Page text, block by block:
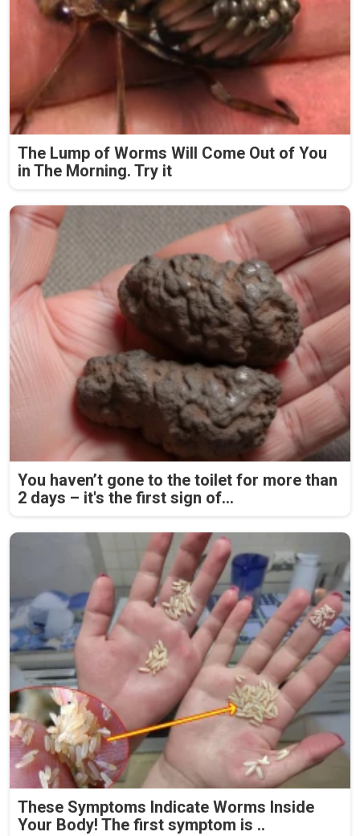
The Lump of Worms Will Come Out of You
in The Morning. Try it
You haven’t gone to the toilet for more than
2 days – it's the first sign of...
These Symptoms Indicate Worms Inside
Your Body! The first symptom is ..